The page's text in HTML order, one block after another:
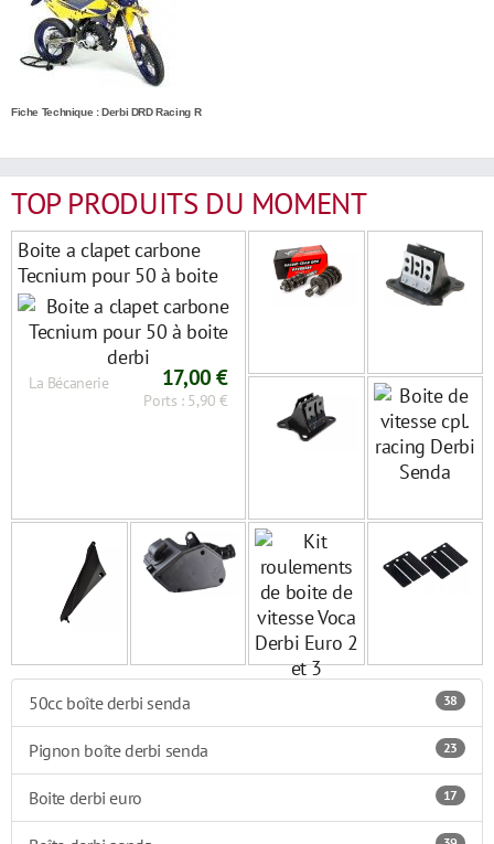
Fiche Technique : Derbi DRD Racing R
TOP PRODUITS DU MOMENT
Boite a clapet carbone
Tecnium pour 50 à boite
derbi
La Bécanerie 17,00 €
Ports : 5,90 €
38
50cc boîte derbi senda
23
Pignon boîte derbi senda
17
Boite derbi euro